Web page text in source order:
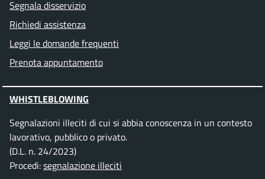
Segnala disservizio
Richiedi assistenza
Leggi le domande frequenti
Prenota appuntamento
WHISTLEBLOWING
Segnalazioni illeciti di cui si abbia conoscenza in un contesto
lavorativo, pubblico o privato.
(D.L. n. 24/2023)
Procedi:segnalazione illeciti